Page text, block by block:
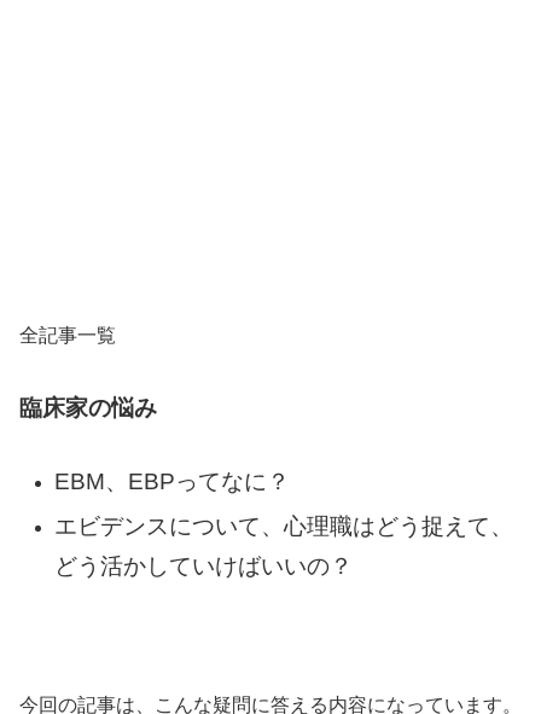
全記事一覧
臨床家の悩み
EBM、EBPってなに？
エビデンスについて、心理職はどう捉えて、
どう活かしていけばいいの？
今回の記事は、こんな疑問に答える内容になっています。